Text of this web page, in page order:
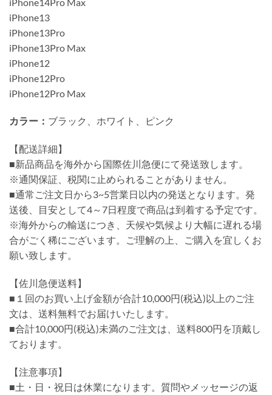
iPhone13
iPhone13Pro
iPhone13Pro Max
iPhone12
iPhone12Pro
iPhone12Pro Max
カラー： ブラック、ホワイト、ピンク
【配送詳細】
■新品商品を海外から国際佐川急便にて発送致します。
※通関保証、税関に止められることがありません。
■通常ご注文日から3~5営業日以内の発送となります。発
送後、目安として4～7日程度で商品は到着する予定です。
※海外からの輸送につき、天候や気候より大幅に遅れる場
合がごく稀にございます。ご理解の上、ご購入を宜しくお
願い致します。
【佐川急便送料】
■１回のお買い上げ金額が合計10,000円(税込)以上のご注
文は、送料無料でお届けいたします。
■合計10,000円(税込)未満のご注文は、送料800円を頂戴し
ております。
【注意事項】
■土・日・祝日は休業になります。質問やメッセージの返